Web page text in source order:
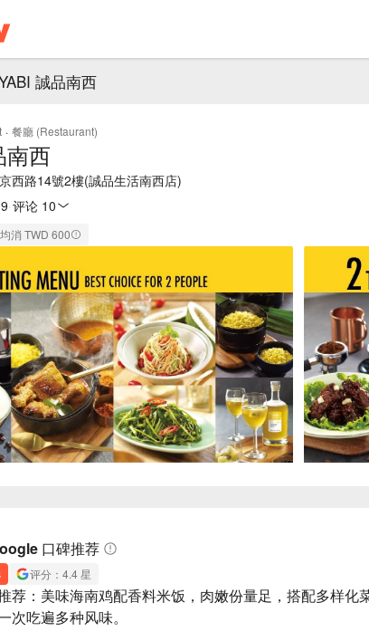
誠品南西
· 餐廳 (Restaurant)
南西
西路14號2樓(誠品生活南西店)
评论 10
均消 TWD 600
口碑推荐
评分：4.4 星
荐： 美味海南鸡配香料米饭，肉嫩份量足，搭配多样化
次吃遍多种风味。